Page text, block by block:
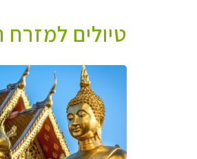
טיולים